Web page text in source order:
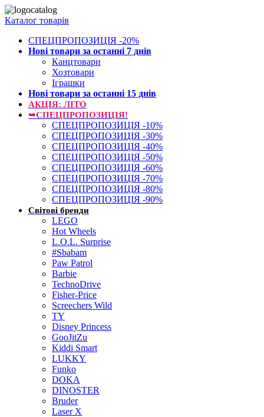
Каталог товарів
СПЕЦПРОПОЗИЦІЯ -20%
Нові товари за останнi 7 днiв
Канцтовари
Хозтовари
Іграшки
Нові товари за останнi 15 днiв
АКЦІЯ: ЛІТО
➥СПЕЦПРОПОЗИЦІЯ!
СПЕЦПРОПОЗИЦІЯ -10%
СПЕЦПРОПОЗИЦІЯ -30%
СПЕЦПРОПОЗИЦІЯ -40%
СПЕЦПРОПОЗИЦІЯ -50%
СПЕЦПРОПОЗИЦІЯ -60%
СПЕЦПРОПОЗИЦІЯ -70%
СПЕЦПРОПОЗИЦІЯ -80%
СПЕЦПРОПОЗИЦІЯ -90%
Світові бренди
LEGO
Hot Wheels
L.O.L. Surprise
#Sbabam
Paw Patrol
Barbie
TechnoDrive
Fisher-Price
Screechers Wild
TY
Disney Princess
GooJitZu
Kiddi Smart
LUKKY
Funko
DOKA
DINOSTER
Bruder
Laser X